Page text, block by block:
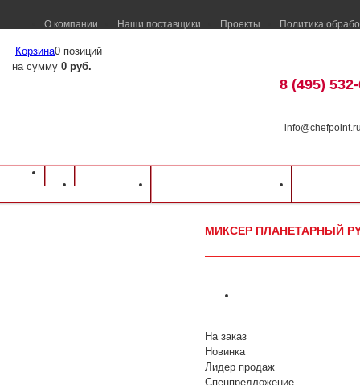
О компании Наши поставщики Проекты Политика
Корзина0 позиций
на сумму 0 руб.
8 (495)
Оборудование для ресторанов и кафе
МИКСЕР ПЛАНЕТАРНЫЙ
На заказ
Новинка
Лидер продаж
Спецпредложение